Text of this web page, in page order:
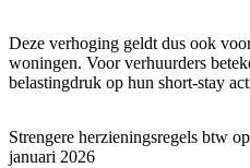
Deze verhoging geldt dus ook
woningen. Voor verhuurders
belastingdruk op hun short-stay
Strengere herzieningsregels btw
januari 2026